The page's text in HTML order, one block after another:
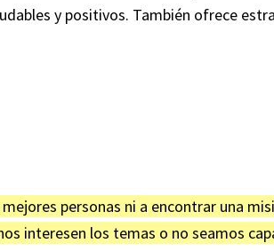
y positivos. También ofrece
personas ni a encontrar una
interesen los temas o no seamos